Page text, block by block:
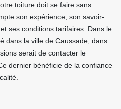
toiture doit se faire sans
son expérience, son savoir-
ses conditions tarifaires. Dans le
dans la ville de Caussade, dans
serait de contacter le
dernier bénéficie de la confiance